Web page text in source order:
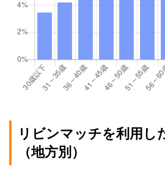
リビンマッチを利用し
（地方別）